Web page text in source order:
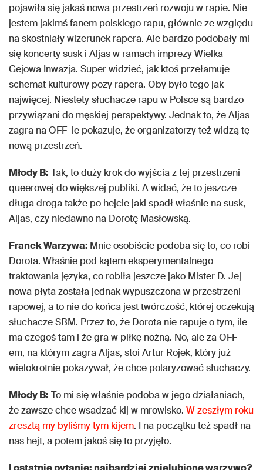
pojawiła się jakaś nowa przestrzeń rozwoju w rapie. Nie
jestem jakimś fanem polskiego rapu, głównie ze względu
na skostniały wizerunek rapera. Ale bardzo podobały mi
się koncerty susk i Aljas w ramach imprezy Wielka
Gejowa Inwazja. Super widzieć, jak ktoś przełamuje
schemat kulturowy pozy rapera. Oby było tego jak
najwięcej. Niestety słuchacze rapu w Polsce są bardzo
przywiązani do męskiej perspektywy. Jednak to, że Aljas
zagra na OFF-ie pokazuje, że organizatorzy też widzą tę
nową przestrzeń.
Młody B: Tak, to duży krok do wyjścia z tej przestrzeni
queerowej do większej publiki. A widać, że to jeszcze
długa droga także po hejcie jaki spadł właśnie na susk,
Aljas, czy niedawno na Dorotę Masłowską.
Franek Warzywa: Mnie osobiście podoba się to, co robi
Dorota. Właśnie pod kątem eksperymentalnego
traktowania języka, co robiła jeszcze jako Mister D. Jej
nowa płyta została jednak wypuszczona w przestrzeni
rapowej, a to nie do końca jest twórczość, której oczekują
słuchacze SBM. Przez to, że Dorota nie rapuje o tym, ile
ma czegoś tam i że gra w piłkę nożną. No, ale za OFF-
em, na którym zagra Aljas, stoi Artur Rojek, który już
wielokrotnie pokazywał, że chce polaryzować słuchaczy.
Młody B: To mi się właśnie podoba w jego działaniach,
że zawsze chce wsadzać kij w mrowisko. W zeszłym roku
zresztą my byliśmy tym kijem. I na początku też spadł na
nas hejt, a potem jakoś się to przyjęło.